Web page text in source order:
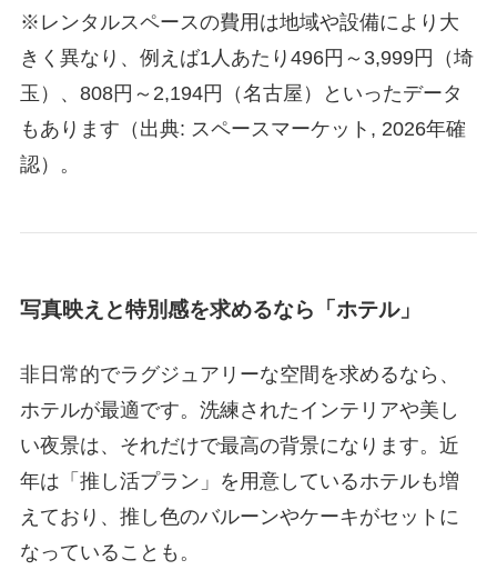
※レンタルスペースの費用は地域や設備により大
きく異なり、例えば1人あたり496円～3,999円（埼
玉）、808円～2,194円（名古屋）といったデータ
もあります（出典: スペースマーケット, 2026年確
認）。
写真映えと特別感を求めるなら「ホテル」
非日常的でラグジュアリーな空間を求めるなら、
ホテルが最適です。洗練されたインテリアや美し
い夜景は、それだけで最高の背景になります。近
年は「推し活プラン」を用意しているホテルも増
えており、推し色のバルーンやケーキがセットに
なっていることも。